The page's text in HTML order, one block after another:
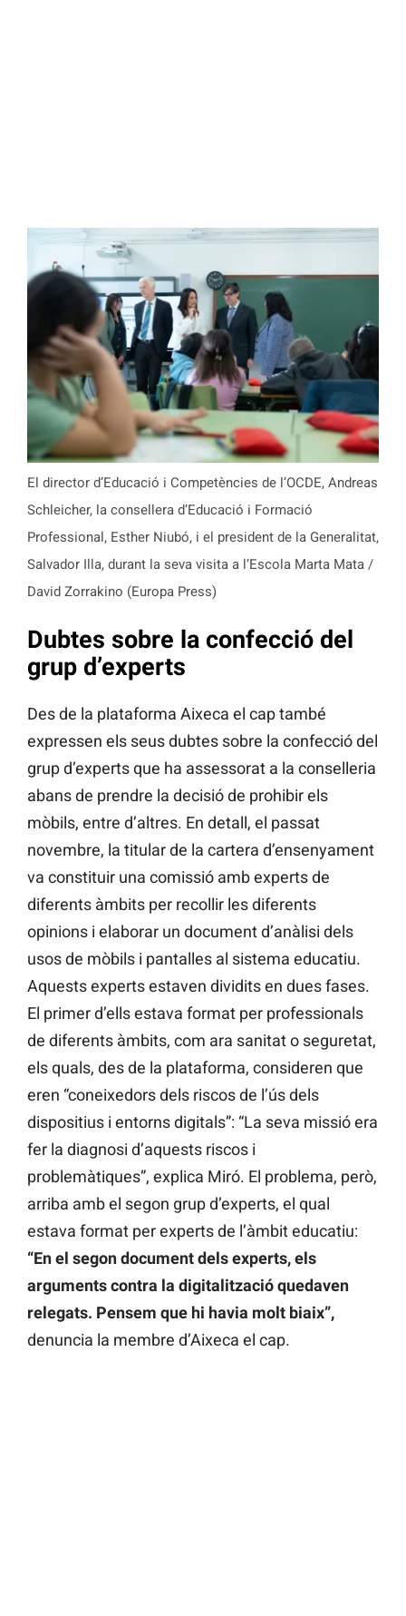
El director d’Educació i Competències de l’OCDE, Andreas
Schleicher, la consellera d’Educació i Formació
Professional, Esther Niubó, i el president de la Generalitat,
Salvador Illa, durant la seva visita a l’Escola Marta Mata /
David Zorrakino (Europa Press)
Dubtes sobre la confecció del
grup d’experts
Des de la plataforma Aixeca el cap també
expressen els seus dubtes sobre la confecció del
grup d’experts que ha assessorat a la conselleria
abans de prendre la decisió de prohibir els
mòbils, entre d’altres. En detall, el passat
novembre, la titular de la cartera d’ensenyament
va constituir una comissió amb experts de
diferents àmbits per recollir les diferents
opinions i elaborar un document d’anàlisi dels
usos de mòbils i pantalles al sistema educatiu.
Aquests experts estaven dividits en dues fases.
El primer d’ells estava format per professionals
de diferents àmbits, com ara sanitat o seguretat,
els quals, des de la plataforma, consideren que
eren “coneixedors dels riscos de l’ús dels
dispositius i entorns digitals”: “La seva missió era
fer la diagnosi d’aquests riscos i
problemàtiques”, explica Miró. El problema, però,
arriba amb el segon grup d’experts, el qual
estava format per experts de l’àmbit educatiu:
“En el segon document dels experts, els
arguments contra la digitalització quedaven
relegats. Pensem que hi havia molt biaix”,
denuncia la membre d’Aixeca el cap.